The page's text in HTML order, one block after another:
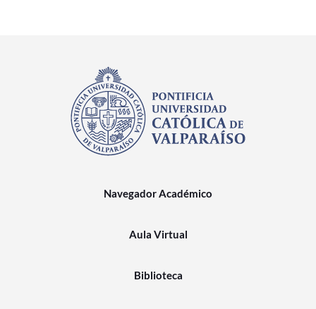
Navegador Académico
Aula Virtual
Biblioteca